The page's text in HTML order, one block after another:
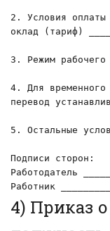
2. Условия
оклад (тариф)
3. Режим рабочего
4. Для временного
перевод
5. Остальные
Подписи сторон:
Работодатель
Работник
4) Приказ